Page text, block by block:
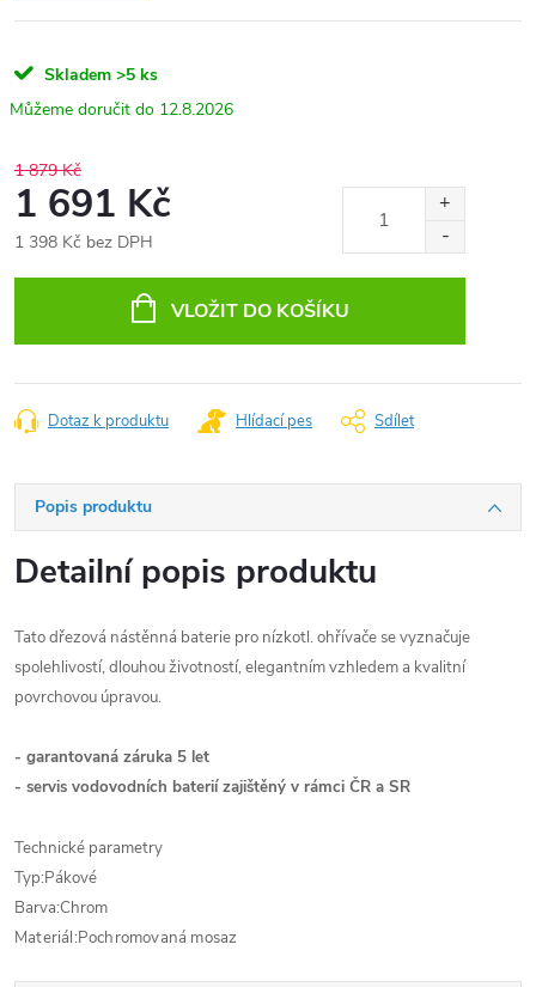
Skladem >5 ks
12.8.2026
1 879 Kč
1 691 Kč
1 398 Kč bez DPH
VLOŽIT DO KOŠÍKU
Dotaz k produktu Hlídací pes Sdílet
Popis produktu
Detailní popis produktu
Tato dřezová nástěnná baterie pro nízkotl. ohřívače se vyznačuje
spolehlivostí, dlouhou životností, elegantním vzhledem a kvalitní
povrchovou úpravou.
- garantovaná záruka 5 let
- servis vodovodních baterií zajištěný v rámci ČR a SR
Technické parametry
Typ:Pákové
Barva:Chrom
Materiál:Pochromovaná mosaz